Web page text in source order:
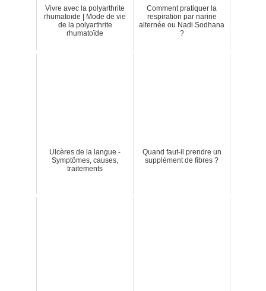
Vivre avec la polyarthrite
rhumatoïde | Mode de vie
de la polyarthrite
rhumatoïde
Comment pratiquer la
respiration par narine
alternée ou Nadi Sodhana
?
Ulcères de la langue -
Symptômes, causes,
traitements
Quand faut-il prendre un
supplément de fibres ?